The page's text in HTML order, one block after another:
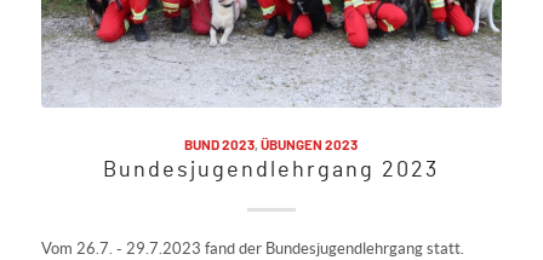
BUND 2023 ,ÜBUNGEN 2023
Bundesjugendlehrgang 2023
Vom 26.7. - 29.7.2023 fand der Bundesjugendlehrgang statt.